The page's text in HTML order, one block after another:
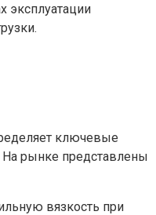
эксплуатации
ключевые
На рынке представлены
вязкость при